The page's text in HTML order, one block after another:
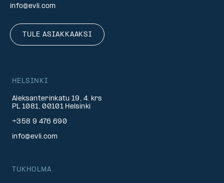
info@evli.com
TULE ASIAKKAAKSI
HELSINKI
Aleksanterinkatu 19, 4. krs
PL 1081, 00101 Helsinki
+358 9 476 690
info@evli.com
TUKHOLMA